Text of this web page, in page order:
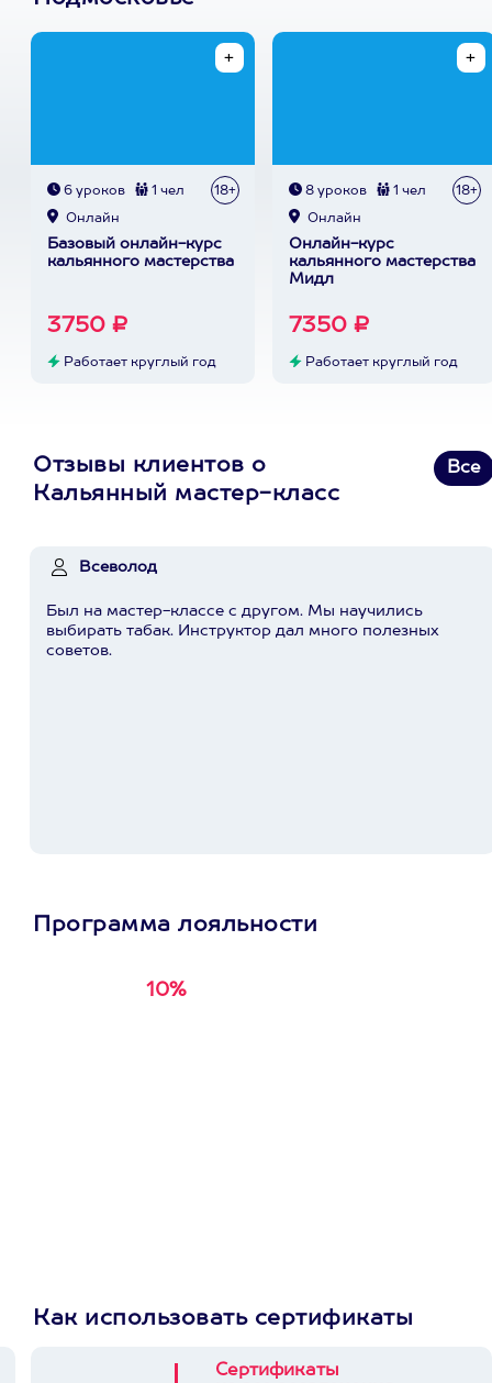
6 уроков 1 чел 18+
Онлайн
Базовый онлайн-курс
кальянного мастерства
3750 ₽
Работает круглый год
8 уроков 1 чел 18+
Онлайн
Онлайн-курс
кальянного мастерства
Мидл
7350 ₽
Работает круглый год
Отзывы клиентов о
Кальянный мастер-класс
Все
Всеволод
Был на мастер-классе с другом. Мы научились
выбирать табак. Инструктор дал много полезных
советов.
Программа лояльности
10%
Как использовать сертификаты
Сертификаты